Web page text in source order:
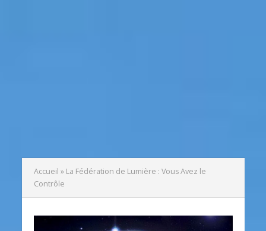
Accueil » La Fédération de Lumière : Vous Avez le
Contrôle